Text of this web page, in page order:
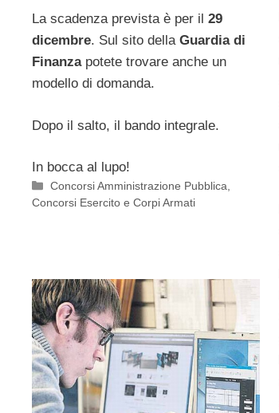
La scadenza prevista è per il 29
dicembre. Sul sito della Guardia di
Finanzapotete trovare anche un
modello di domanda.
Dopo il salto, il bando integrale.
In bocca al lupo!
Categorie
Concorsi Amministrazione Pubblica
Concorsi Esercito e Corpi Armati